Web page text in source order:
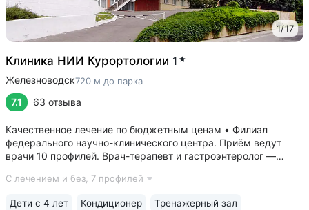
1/17
Клиника НИИ Курортологии 1
Железноводск720 м до парка
7.1 63 отзыва
Качественное лечение по бюджетным ценам • Филиал
федерального научно-клинического центра. Приём ведут
врачи 10 профилей. Врач-терапевт и гастроэнтеролог —
очередей на процедуры. Санаторий нацелен на спокойный
С лечением и без, 7 профилей
Дети с 4 лет Кондиционер Тренажерный зал